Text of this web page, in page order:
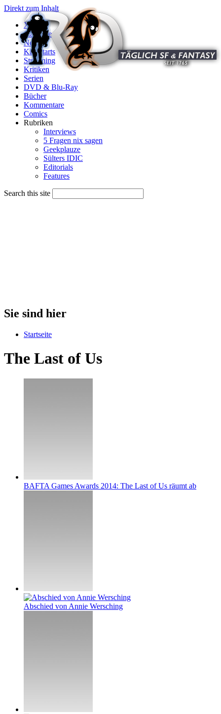
Direkt zum Inhalt
X
Startseite
News
Kinostarts
Streaming
Kritiken
Serien
DVD & Blu-Ray
Bücher
Kommentare
Comics
Rubriken
Interviews
5 Fragen nix sagen
Geekplauze
Sülters IDIC
Editorials
Features
Search this site
Sie sind hier
Startseite
The Last of Us
BAFTA Games Awards 2014: The Last of Us räumt ab
Abschied von Annie Wersching